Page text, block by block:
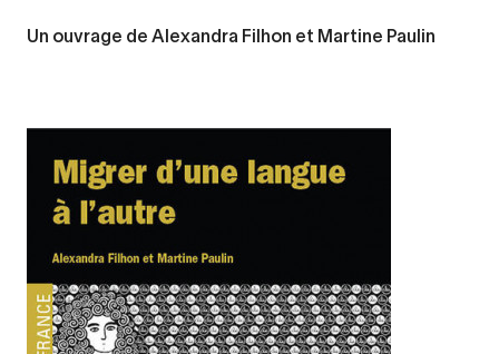
Un ouvrage de Alexandra Filhon et Martine Paulin